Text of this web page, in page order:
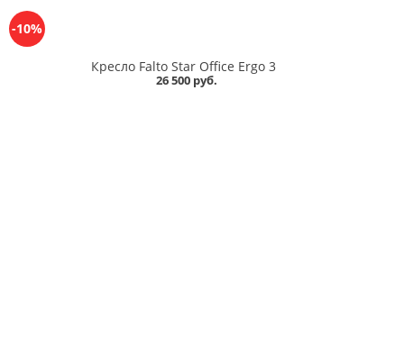
-10%
Кресло Falto Star Office Ergo 3
26 500 руб.